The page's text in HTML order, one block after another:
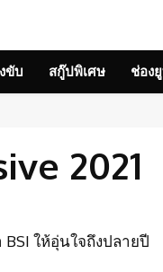
ขับ สกู๊ปพิเศษ ช่อง
2021
BSI ให้อุ่นใจถึงปลายปี